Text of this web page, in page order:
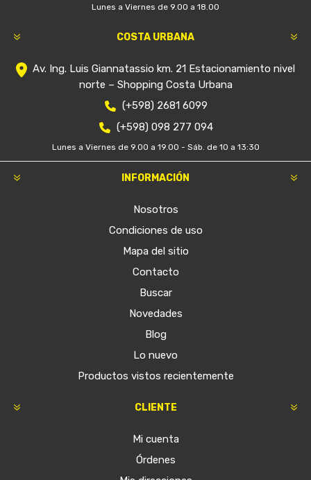
Lunes a Viernes de 9.00 a 18.00
COSTA URBANA
Av. Ing. Luis Giannatassio km. 21 Estacionamiento nivel
norte – Shopping Costa Urbana
(+598) 2681 6099
(+598) 098 277 094
Lunes a Viernes de 9.00 a 19.00 - Sáb. de 10 a 13:30
INFORMACIÓN
Nosotros
Condiciones de uso
Mapa del sitio
Contacto
Buscar
Novedades
Blog
Lo nuevo
Productos vistos recientemente
CLIENTE
Mi cuenta
Órdenes